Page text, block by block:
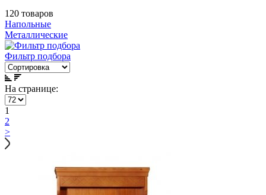
120 товаров
Напольные
Металлические
Фильтр подбора
На странице:
1
2
>